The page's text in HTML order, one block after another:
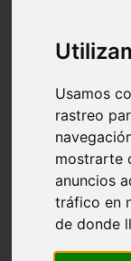
Usamos
rastreo
mostrarte
anuncios
tráfico en
de donde
Madrid -
Teruel - sarrión
Illes-balears -
Málaga -
Asturias -
Cádiz - el-
Toledo -
álava - vitoria-
Málaga -
Zaragoza -
Barcelona -